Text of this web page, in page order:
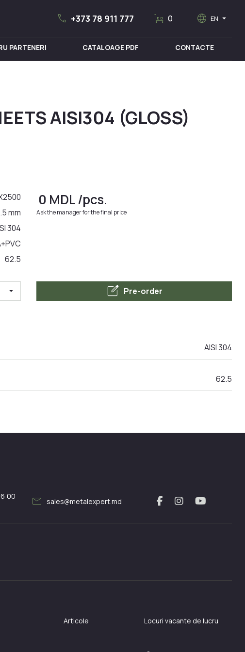
call +373 78 911 777 trolley 0 language EN arrow_drop_down
PARTENERI CATALOAGE PDF CONTACTE
AISI304 (GLOSS)
mm
304
62.5
arrow_drop_down
0 MDL/pcs.
Ask the manager for the final price
edit_square Pre-order
AISI 304
62.5
mail sales@metalexpert.md
Articole Locuri vacante de lucru